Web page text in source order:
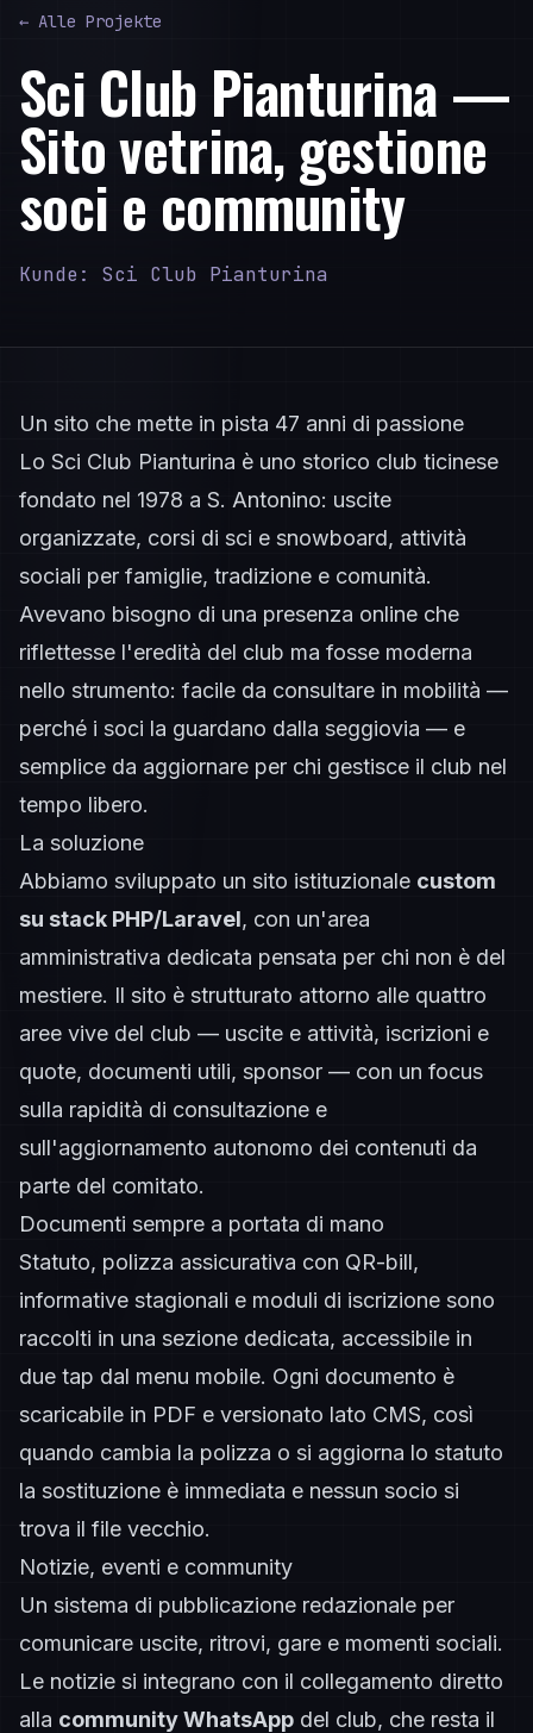
← Alle Projekte
Sci Club Pianturina —
Sito vetrina, gestione
soci e community
Kunde: Sci Club Pianturina
Un sito che mette in pista 47 anni di passione
Lo Sci Club Pianturina è uno storico club ticinese
fondato nel 1978 a S. Antonino: uscite
organizzate, corsi di sci e snowboard, attività
sociali per famiglie, tradizione e comunità.
Avevano bisogno di una presenza online che
riflettesse l'eredità del club ma fosse moderna
nello strumento: facile da consultare in mobilità —
perché i soci la guardano dalla seggiovia — e
semplice da aggiornare per chi gestisce il club nel
tempo libero.
La soluzione
Abbiamo sviluppato un sito istituzionale custom
su stack PHP/Laravel, con un'area
amministrativa dedicata pensata per chi non è del
mestiere. Il sito è strutturato attorno alle quattro
aree vive del club — uscite e attività, iscrizioni e
quote, documenti utili, sponsor — con un focus
sulla rapidità di consultazione e
sull'aggiornamento autonomo dei contenuti da
parte del comitato.
Documenti sempre a portata di mano
Statuto, polizza assicurativa con QR-bill,
informative stagionali e moduli di iscrizione sono
raccolti in una sezione dedicata, accessibile in
due tap dal menu mobile. Ogni documento è
scaricabile in PDF e versionato lato CMS, così
quando cambia la polizza o si aggiorna lo statuto
la sostituzione è immediata e nessun socio si
trova il file vecchio.
Notizie, eventi e community
Un sistema di pubblicazione redazionale per
comunicare uscite, ritrovi, gare e momenti sociali.
Le notizie si integrano con il collegamento diretto
alla community WhatsApp del club, che resta il